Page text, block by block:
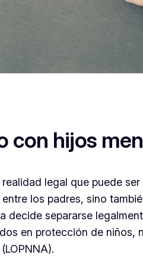
con hijos
legal que puede
los padres, sino
separarse
en protección de